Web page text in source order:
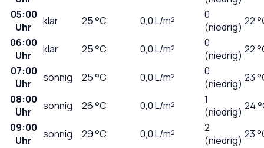
05:00
Uhr
klar 25°C 0,0L/m²
0
(niedrig) 22
06:00
Uhr
klar 25°C 0,0L/m²
0
(niedrig) 22
07:00
Uhr
sonnig 25°C 0,0L/m²
0
(niedrig) 23
08:00
Uhr
sonnig 26°C 0,0L/m²
1
(niedrig) 24
09:00
Uhr
sonnig 29°C 0,0L/m²
2
(niedrig) 23